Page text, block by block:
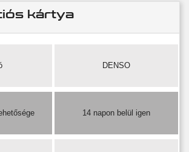
kártya
DENSO
14 napon belül igen